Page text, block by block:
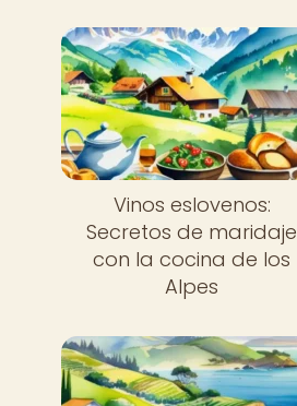
Vinos eslovenos:
Secretos de maridaje
con la cocina de los
Alpes